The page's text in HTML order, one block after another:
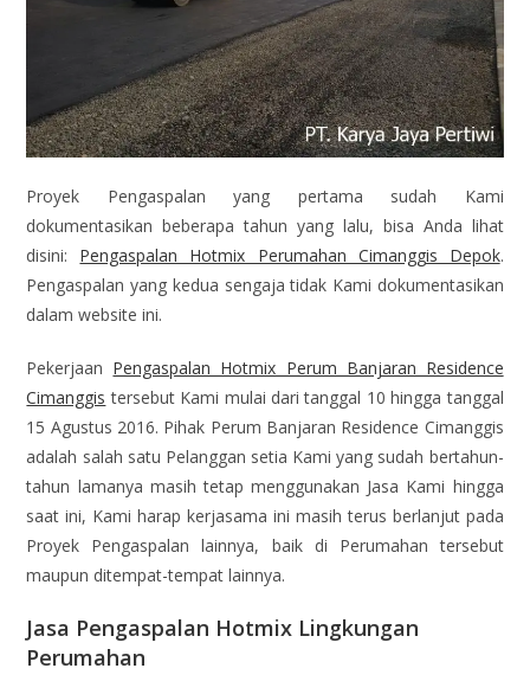
Proyek Pengaspalan yang pertama sudah Kami
dokumentasikan beberapa tahun yang lalu, bisa Anda lihat
disini: Pengaspalan Hotmix Perumahan Cimanggis Depok.
Pengaspalan yang kedua sengaja tidak Kami dokumentasikan
dalam website ini.
Pekerjaan Pengaspalan Hotmix Perum Banjaran Residence
Cimanggis tersebut Kami mulai dari tanggal 10 hingga tanggal
15 Agustus 2016. Pihak Perum Banjaran Residence Cimanggis
adalah salah satu Pelanggan setia Kami yang sudah bertahun-
tahun lamanya masih tetap menggunakan Jasa Kami hingga
saat ini, Kami harap kerjasama ini masih terus berlanjut pada
Proyek Pengaspalan lainnya, baik di Perumahan tersebut
maupun ditempat-tempat lainnya.
Jasa Pengaspalan Hotmix Lingkungan
Perumahan